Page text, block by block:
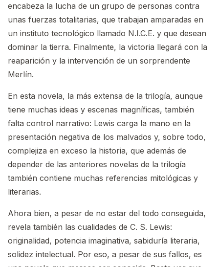
encabeza la lucha de un grupo de personas contra
unas fuerzas totalitarias, que trabajan amparadas en
un instituto tecnológico llamado N.I.C.E. y que desean
dominar la tierra. Finalmente, la victoria llegará con la
reaparición y la intervención de un sorprendente
Merlín.
En esta novela, la más extensa de la trilogía, aunque
tiene muchas ideas y escenas magníficas, también
falta control narrativo: Lewis carga la mano en la
presentación negativa de los malvados y, sobre todo,
complejiza en exceso la historia, que además de
depender de las anteriores novelas de la trilogía
también contiene muchas referencias mitológicas y
literarias.
Ahora bien, a pesar de no estar del todo conseguida,
revela también las cualidades de C. S. Lewis:
originalidad, potencia imaginativa, sabiduría literaria,
solidez intelectual. Por eso, a pesar de sus fallos, es